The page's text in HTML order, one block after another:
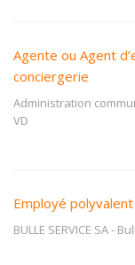
Agente ou Agent
conciergerie
Administration
VD
Employé
BULLE SERVICE SA-